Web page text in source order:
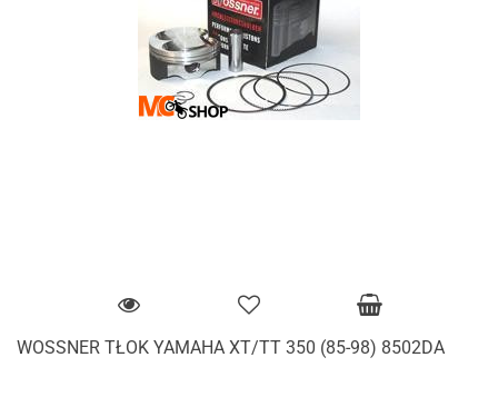
WOSSNER TŁOK YAMAHA XT/TT 350 (85-98) 8502DA